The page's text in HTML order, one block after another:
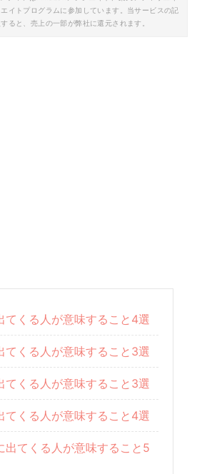
イトプログラムに参加しています。当サービスの記
ると、売上の一部が弊社に還元されます。
てくる人が意味すること4選
てくる人が意味すること3選
てくる人が意味すること3選
てくる人が意味すること4選
出てくる人が意味すること5